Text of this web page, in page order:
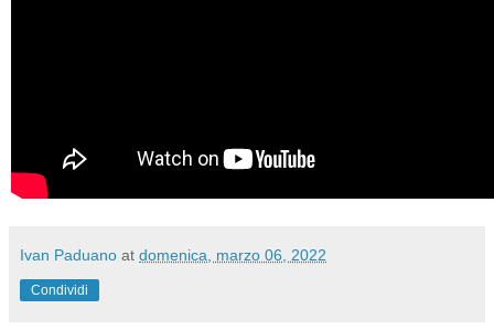
Ivan Paduano at domenica, marzo 06, 2022
Condividi